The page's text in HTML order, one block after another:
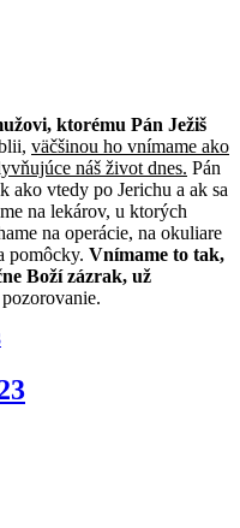
ktorému Pán Ježiš
väčšinou ho vnímame ako
náš život dnes. Pán
ako vtedy po Jerichu a ak sa
na lekárov, u ktorých
na operácie, na okuliare
pomôcky. Vnímame to tak,
Boží zázrak, už